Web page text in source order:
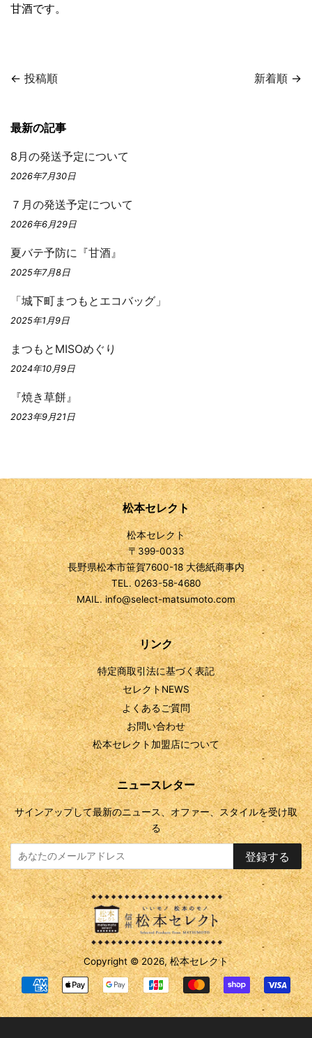
甘酒です。
← 投稿順 新着順 →
最新の記事
8月の発送予定について
2026年7月30日
７月の発送予定について
2026年6月29日
夏バテ予防に『甘酒』
2025年7月8日
「城下町まつもとエコバッグ」
2025年1月9日
まつもとMISOめぐり
2024年10月9日
『焼き草餅』
2023年9月21日
松本セレクト
松本セレクト
〒399-0033
長野県松本市笹賀7600-18 大徳紙商事内
TEL. 0263-58-4680
MAIL. info@select-matsumoto.com
リンク
特定商取引法に基づく表記
セレクトNEWS
よくあるご質問
お問い合わせ
松本セレクト加盟店について
ニュースレター
サインアップして最新のニュース、オファー、スタイルを受け取
る
登録する
Copyright © 2026,松本セレクト
お
支